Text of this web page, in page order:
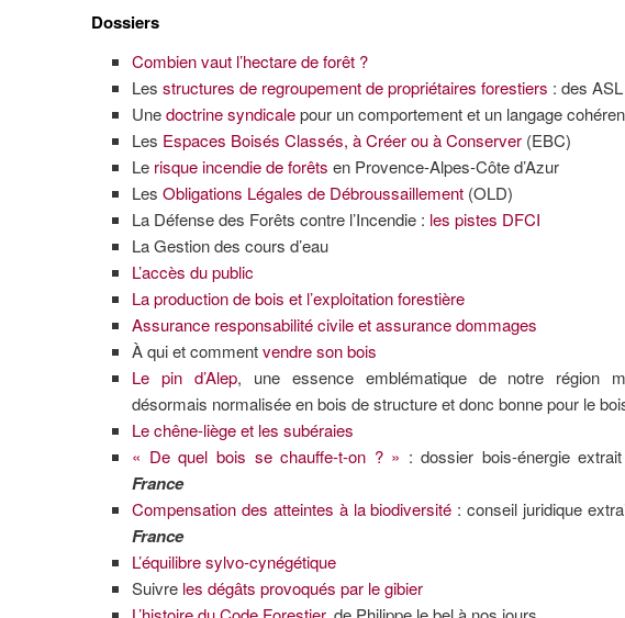
Dossiers
Combien vaut l’hectare de forêt ?
Lesstructures de regroupement de propriétaires forestiers : des
Unedoctrine syndicalepour un comportement et un langage
Les Espaces Boisés Classés, à Créer ou à Conserver (EBC)
Le risque incendie de forêtsen Provence-Alpes-Côte d’Azur
LesObligations Légales de Débroussaillement (OLD)
La Défense des Forêts contre l’Incendie : les pistes DFCI
La Gestion des cours d’eau
L’accès du public
La production de bois et l’exploitation forestière
Assurance responsabilité civile et assurance dommages
À qui et commentvendre son bois
Le pin d’Alep, une essence emblématique de notre région
désormais normalisée en bois de structure et donc bonne pour le
Le chêne-liège et les subéraies
« De quel bois se chauffe-t-on ? » : dossier bois-énergie
France
Compensation des atteintes à la biodiversité : conseil juridique
France
L’équilibre sylvo-cynégétique
Suivre les dégâts provoqués par le gibier